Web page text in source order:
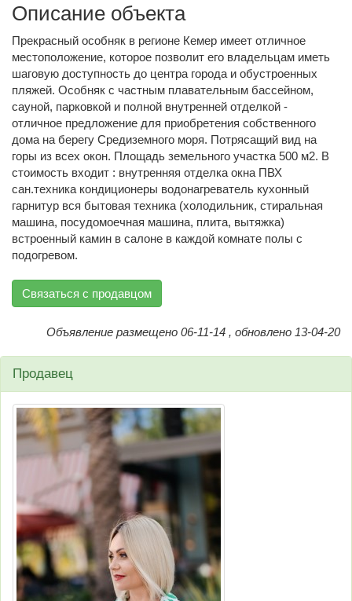
Описание объекта
Прекрасный особняк в регионе Кемер имеет отличное
местоположение, которое позволит его владельцам иметь
шаговую доступность до центра города и обустроенных
пляжей. Особняк с частным плавательным бассейном,
сауной, парковкой и полной внутренней отделкой -
отличное предложение для приобретения собственного
дома на берегу Средиземного моря. Потрясащий вид на
горы из всех окон. Площадь земельного участка 500 м2. В
стоимость входит : внутренняя отделка окна ПВХ
сан.техника кондиционеры водонагреватель кухонный
гарнитур вся бытовая техника (холодильник, стиральная
машина, посудомоечная машина, плита, вытяжка)
встроенный камин в салоне в каждой комнате полы с
подогревом.
Связаться с продавцом
Объявление размещено 06-11-14 , обновлено 13-04-20
Продавец